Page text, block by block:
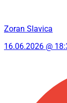
Zoran Slavica
16.06.2026 @